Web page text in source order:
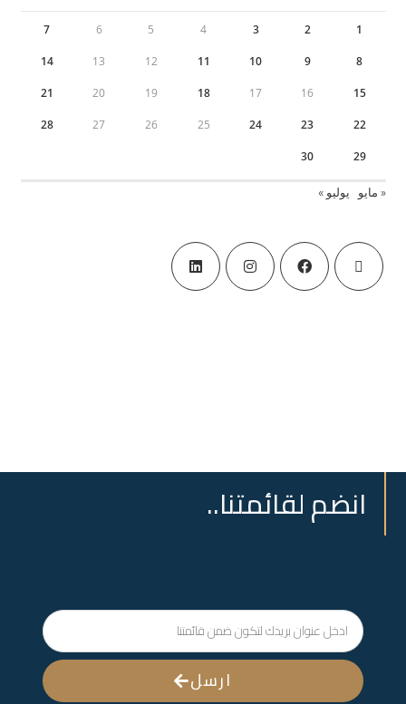
1
2
3
4
5
6
7
8
9
10
11
12
13
14
15
16
17
18
19
20
21
22
23
24
25
26
27
28
29
30
« مايو يوليو »
انضم لقائمتنا..
ارسل